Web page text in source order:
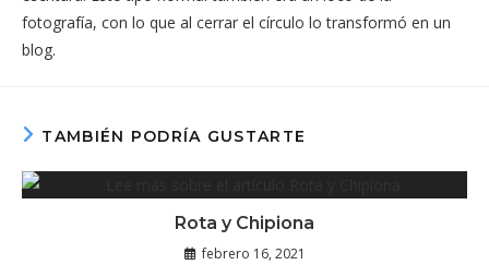
fotografía, con lo que al cerrar el círculo lo transformó en un
blog.
TAMBIÉN PODRÍA GUSTARTE
Rota y Chipiona
febrero 16, 2021